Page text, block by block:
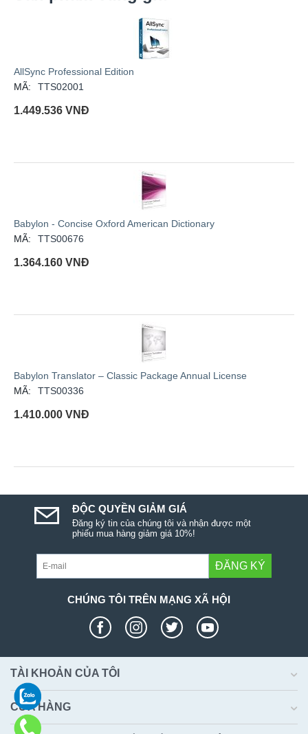
AllSync Professional Edition
MÃ:
TTS02001
1.449.536 VNĐ
Babylon - Concise Oxford American Dictionary
MÃ:
TTS00676
1.364.160 VNĐ
Babylon Translator – Classic Package Annual License
MÃ:
TTS00336
1.410.000 VNĐ
ĐỘC QUYỀN GIẢM GIÁ
Đăng ký tin của chúng tôi và nhận được một
phiếu mua hàng giảm giá 10%!
ĐĂNG KÝ
CHÚNG TÔI TRÊN MẠNG XÃ HỘI
TÀI KHOẢN CỦA TÔI
CỬA HÀNG